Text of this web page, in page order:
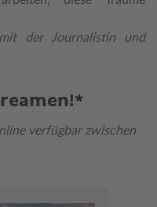
der Journalistin und
verfügbar zwischen